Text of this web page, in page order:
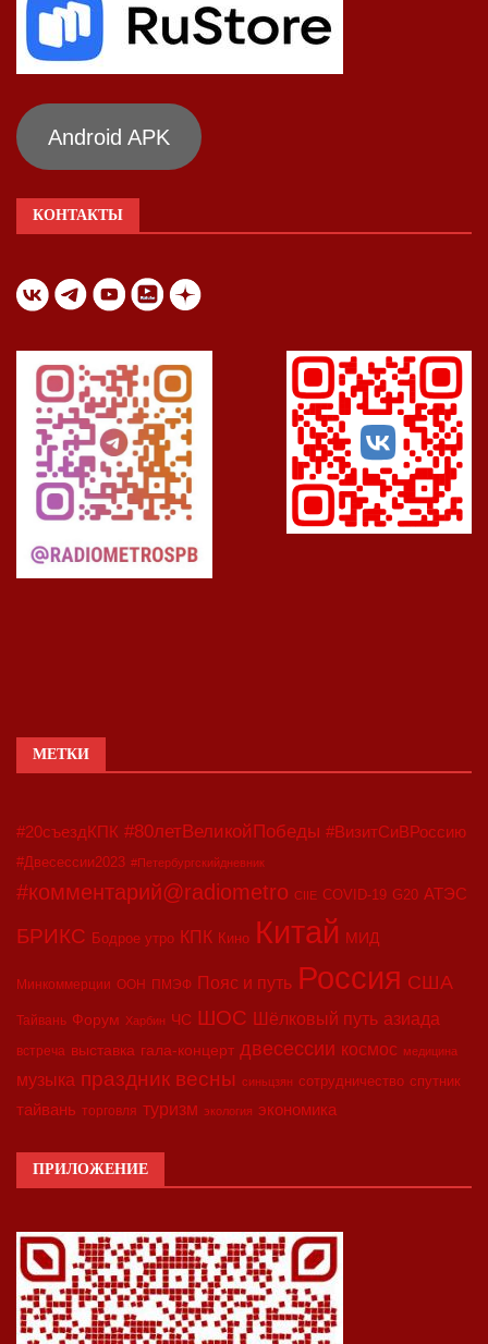
Android APK
КОНТАКТЫ
МЕТКИ
#20съездКПК #80летВеликойПобеды #ВизитСиВРоссию
#Двесессии2023 #Петербургскийдневник
#комментарий@radiometro CIIE COVID-19 G20 АТЭС
БРИКС Бодрое утро КПК Кино Китай МИД
Минкоммерции ООН ПМЭФ Пояс и путь Россия США
Тайвань Форум Харбин ЧС ШОС Шёлковый путь азиада
встреча выставка гала-концерт двесессии космос медицина
музыка праздник весны синьцзян сотрудничество спутник
тайвань торговля туризм экология экономика
ПРИЛОЖЕНИЕ